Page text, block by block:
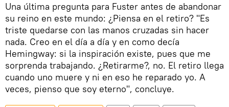
Una última pregunta para Fuster antes de abandonar
su reino en este mundo: ¿Piensa en el retiro? "Es
triste quedarse con las manos cruzadas sin hacer
nada. Creo en el día a día y en como decía
Hemingway: si la inspiración existe, pues que me
sorprenda trabajando. ¿Retirarme?, no. El retiro llega
cuando uno muere y ni en eso he reparado yo. A
veces, pienso que soy eterno", concluye.